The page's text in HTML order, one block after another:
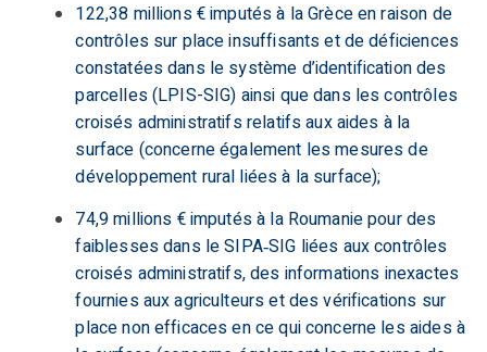
122,38 millions € imputés à la Grèce en raison de
contrôles sur place insuffisants et de déficiences
constatées dans le système d’identification des
parcelles (LPIS-SIG) ainsi que dans les contrôles
croisés administratifs relatifs aux aides à la
surface (concerne également les mesures de
développement rural liées à la surface);
74,9 millions € imputés à la Roumanie pour des
faiblesses dans le SIPA‑SIG liées aux contrôles
croisés administratifs, des informations inexactes
fournies aux agriculteurs et des vérifications sur
place non efficaces en ce qui concerne les aides à